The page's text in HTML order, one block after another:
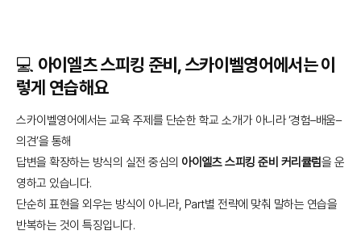
💻 아이엘츠 스피킹 준비, 스카이벨영어에서는 이
렇게 연습해요
스카이벨영어에서는 교육 주제를 단순한 학교 소개가 아니라 ‘경험–배움–
의견’을 통해
답변을 확장하는 방식의 실전 중심의 아이엘츠 스피킹 준비 커리큘럼을 운
영하고 있습니다.
단순히 표현을 외우는 방식이 아니라, Part별 전략에 맞춰 말하는 연습을
반복하는 것이 특징입니다.